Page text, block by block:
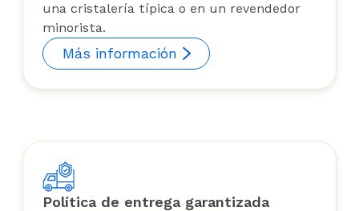
una cristalería típica o en un revendedor
minorista.
Más información
Política de entrega garantizada